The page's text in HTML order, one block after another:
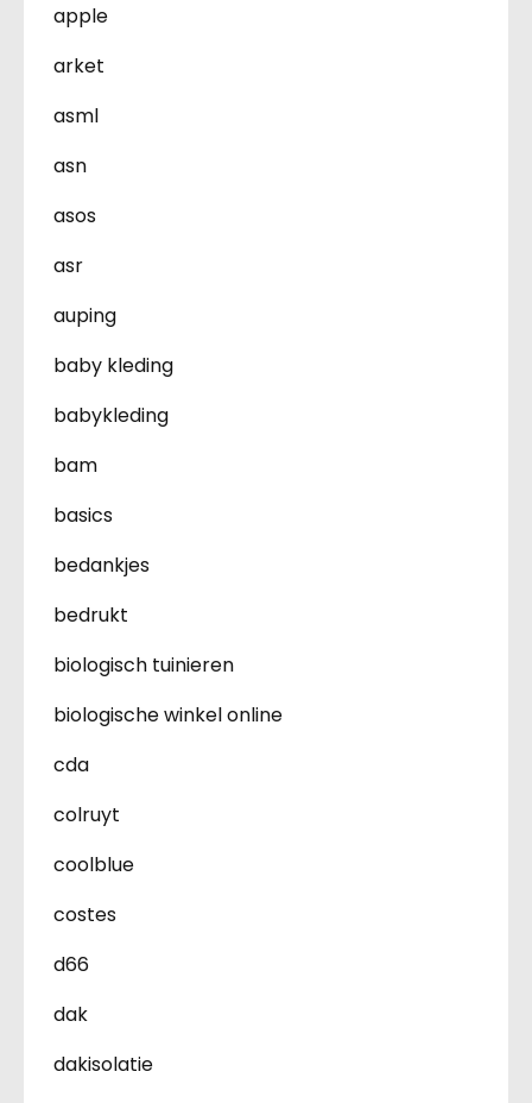
apple
arket
asml
asn
asos
asr
auping
baby kleding
babykleding
bam
basics
bedankjes
bedrukt
biologisch tuinieren
biologische winkel online
cda
colruyt
coolblue
costes
d66
dak
dakisolatie